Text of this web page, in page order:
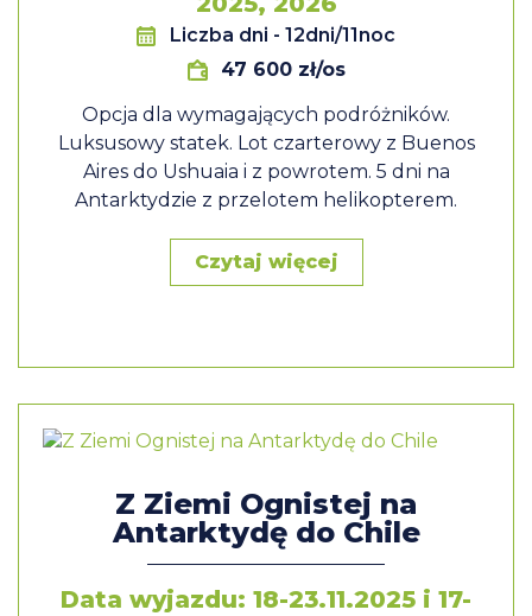
Liczba dni - 12dni/11noc
47 600 zł/os
Opcja dla wymagających podróżników.
Luksusowy statek. Lot czarterowy z Buenos
Aires do Ushuaia i z powrotem. 5 dni na
Antarktydzie z przelotem helikopterem.
Czytaj więcej
Z Ziemi Ognistej na
Antarktydę do Chile
Data wyjazdu: 18-23.11.2025 i 17-